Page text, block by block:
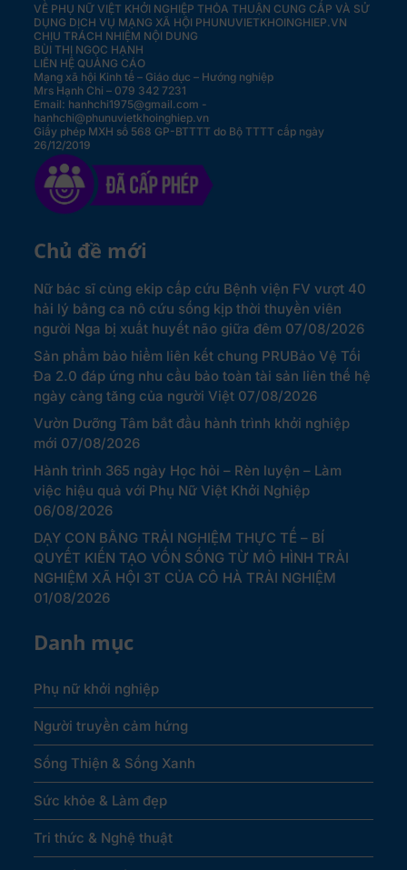
VỀ PHỤ NỮ VIỆT KHỞI NGHIỆPTHỎA THUẬN CUNG CẤP VÀ SỬ
DỤNG DỊCH VỤ MẠNG XÃ HỘI PHUNUVIETKHOINGHIEP.VN
CHỊU TRÁCH NHIỆM NỘI DUNG
BÙI THỊ NGỌC HẠNH
LIÊN HỆ QUẢNG CÁO
Mạng xã hội Kinh tế – Giáo dục – Hướng nghiệp
Mrs Hạnh Chi – 079 342 7231
Email: hanhchi1975@gmail.com -
hanhchi@phunuvietkhoinghiep.vn
Giấy phép MXH số 568 GP-BTTTT do Bộ TTTT cấp ngày
26/12/2019
Chủ đề mới
Nữ bác sĩ cùng ekip cấp cứu Bệnh viện FV vượt 40
hải lý bằng ca nô cứu sống kịp thời thuyền viên
người Nga bị xuất huyết não giữa đêm 07/08/2026
Sản phẩm bảo hiểm liên kết chung PRUBảo Vệ Tối
Đa 2.0 đáp ứng nhu cầu bảo toàn tài sản liên thế hệ
ngày càng tăng của người Việt 07/08/2026
Vườn Dưỡng Tâm bắt đầu hành trình khởi nghiệp
mới 07/08/2026
Hành trình 365 ngày Học hỏi – Rèn luyện – Làm
việc hiệu quả với Phụ Nữ Việt Khởi Nghiệp
06/08/2026
DẠY CON BẰNG TRẢI NGHIỆM THỰC TẾ – BÍ
QUYẾT KIẾN TẠO VỐN SỐNG TỪ MÔ HÌNH TRẢI
NGHIỆM XÃ HỘI 3T CỦA CÔ HÀ TRẢI NGHIỆM
01/08/2026
Danh mục
Phụ nữ khởi nghiệp
Người truyền cảm hứng
Sống Thiện & Sống Xanh
Sức khỏe & Làm đẹp
Tri thức & Nghệ thuật